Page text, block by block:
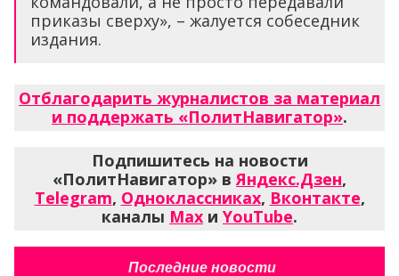
приказы сверху», – жалуется собеседник
издания.
Отблагодарить журналистов за материал
и поддержать «ПолитНавигатор».
Подпишитесь на новости
«ПолитНавигатор» вЯндекс.Дзен,
Telegram, Одноклассниках, Вконтакте,
каналы Max и YouTube.
Последние новости